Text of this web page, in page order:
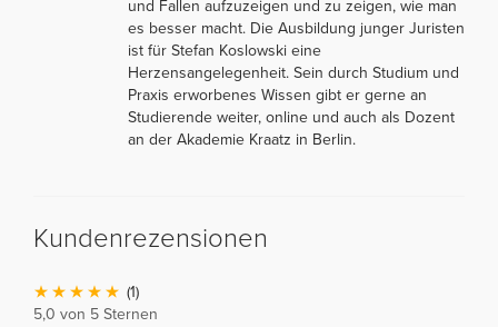
und Fallen aufzuzeigen und zu zeigen, wie man
es besser macht. Die Ausbildung junger Juristen
ist für Stefan Koslowski eine
Herzensangelegenheit. Sein durch Studium und
Praxis erworbenes Wissen gibt er gerne an
Studierende weiter, online und auch als Dozent
an der Akademie Kraatz in Berlin.
Kundenrezensionen
(1)
5,0 von 5 Sternen